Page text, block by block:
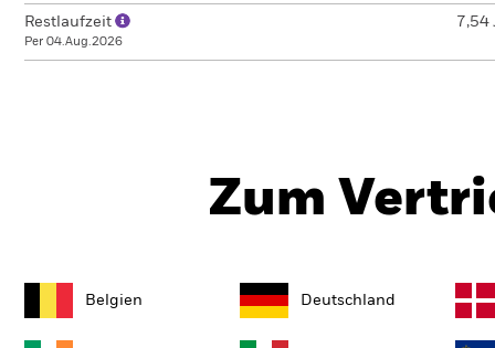
Restlaufzeit
Per 04.Aug.2026
7,54
Zum
Belgien Deutschland